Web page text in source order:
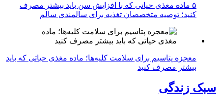
۵ ماده مغذی حیاتی که با افزایش سن باید بیشتر مصرف
کنید؛ توصیه متخصصان تغذیه برای سالمندی سالم
معجزه پتاسیم برای سلامت کلیه‌ها؛ ماده مغذی حیاتی که باید
بیشتر مصرف کنید
سبک زندگی